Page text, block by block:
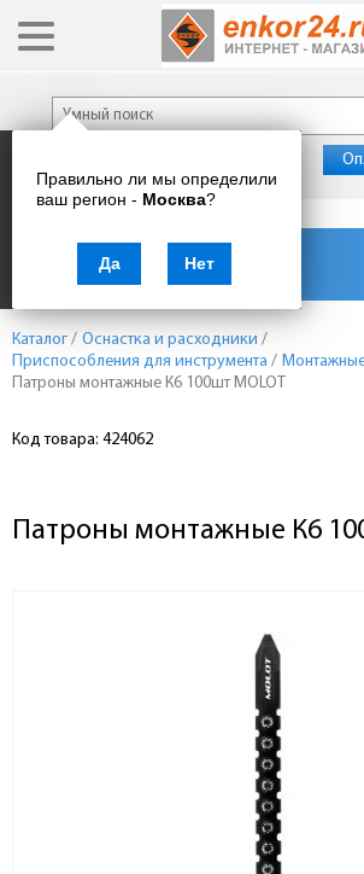
Правильно ли мы определили
ваш регион - Москва?
Да Нет
Каталог товаров
Каталог / Оснастка и расходники /
Приспособления для инструмента /
Патроны монтажные К6 100шт MOLOT
Код товара: 424062
Патроны монтажные К6